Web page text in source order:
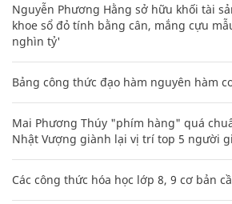
Nguyễn Phương Hằng sở hữu khối tài
khoe sổ đỏ tính bằng cân, mắng cựu
nghìn tỷ'
Bảng công thức đạo hàm nguyên hàm
Mai Phương Thúy "phím hàng" quá
Nhật Vượng giành lại vị trí top 5 người
Các công thức hóa học lớp 8, 9 cơ bản